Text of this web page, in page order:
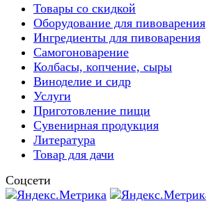
Товары со скидкой
Оборудование для пивоварения
Ингредиенты для пивоварения
Самогоноварение
Колбасы, копчение, сыры
Виноделие и сидр
Услуги
Приготовление пищи
Сувенирная продукция
Литература
Товар для дачи
Соцсети